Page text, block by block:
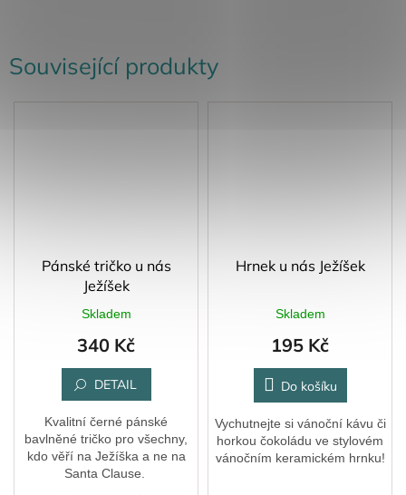
Související produkty
Pánské tričko u nás
Ježíšek
Skladem
340 Kč
DETAIL
Kvalitní černé pánské
bavlněné tričko pro všechny,
kdo věří na Ježíška a ne na
Santa Clause.
Hrnek u nás Ježíšek
Skladem
195 Kč
Do košíku
Vychutnejte si vánoční kávu či
horkou čokoládu ve stylovém
vánočním keramickém hrnku!